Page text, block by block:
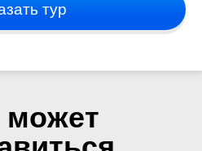
тур